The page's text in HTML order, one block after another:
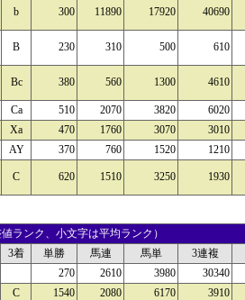
b 300 11890 17920 40690
B 230 310 500 610
Bc 380 560 1300 4610
Ca 510 2070 3820 6020
Xa 470 1760 3070 3010
AY 370 760 1520 1210
C 620 1510 3250 1930
ランク、小文字は平均ランク）
3着 単勝 馬連 馬単 3連複
270 2610 3980 30340
C 1540 2080 6170 3910